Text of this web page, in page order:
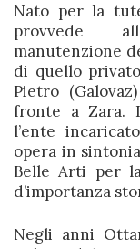
Nato per la
provvede
manutenzione
di quello
Pietro
fronte a Zara.
l’ente
opera in
Belle Arti per
d’importanza
Negli anni